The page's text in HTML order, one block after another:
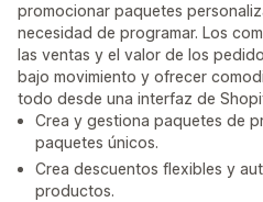
promocionar paquetes
necesidad de programar. Los
las ventas y el valor de los
bajo movimiento y ofrecer
todo desde una interfaz de
Crea y gestiona paquetes de
paquetes únicos.
Crea descuentos flexibles y
productos.